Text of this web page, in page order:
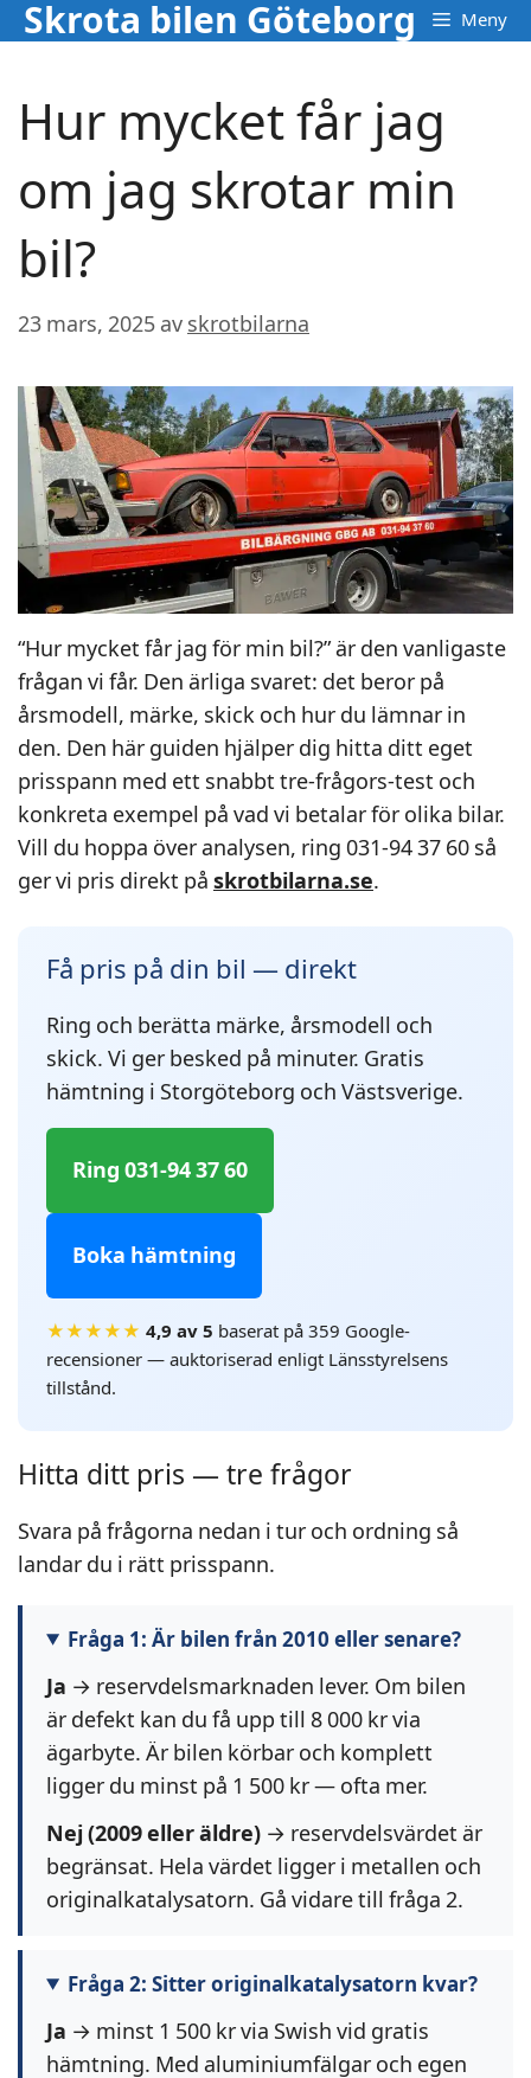
Hoppa
till
Skrota bilen Göteborg Meny
Hur mycket får jag
om jag skrotar min
bil?
23 mars, 2025 av skrotbilarna
“Hur mycket får jag för min bil?” är den vanligaste
frågan vi får. Den ärliga svaret: det beror på
årsmodell, märke, skick och hur du lämnar in
den. Den här guiden hjälper dig hitta ditt eget
prisspann med ett snabbt tre-frågors-test och
konkreta exempel på vad vi betalar för olika bilar.
Vill du hoppa över analysen, ring 031-94 37 60 så
ger vi pris direkt på skrotbilarna.se.
Få pris på din bil — direkt
Ring och berätta märke, årsmodell och
skick. Vi ger besked på minuter. Gratis
hämtning i Storgöteborg och Västsverige.
Ring 031-94 37 60
Boka hämtning
★★★★★ 4,9 av 5 baserat på 359 Google-
recensioner — auktoriserad enligt Länsstyrelsens
tillstånd.
Hitta ditt pris — tre frågor
Svara på frågorna nedan i tur och ordning så
landar du i rätt prisspann.
Fråga 1: Är bilen från 2010 eller senare?
Ja → reservdelsmarknaden lever. Om bilen
är defekt kan du få upp till 8 000 kr via
ägarbyte. Är bilen körbar och komplett
ligger du minst på 1 500 kr — ofta mer.
Nej (2009 eller äldre) → reservdelsvärdet är
begränsat. Hela värdet ligger i metallen och
originalkatalysatorn. Gå vidare till fråga 2.
Fråga 2: Sitter originalkatalysatorn kvar?
Ja → minst 1 500 kr via Swish vid gratis
hämtning. Med aluminiumfälgar och egen